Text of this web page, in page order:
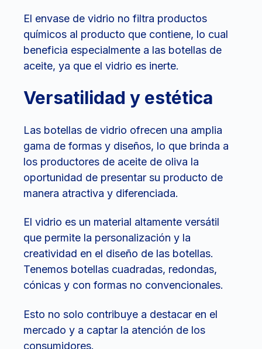
El envase de vidrio no filtra productos
químicos al producto que contiene, lo cual
beneficia especialmente a las botellas de
aceite, ya que el vidrio es inerte.
Versatilidad y estética
Las botellas de vidrio ofrecen una amplia
gama de formas y diseños, lo que brinda a
los productores de aceite de oliva la
oportunidad de presentar su producto de
manera atractiva y diferenciada.
El vidrio es un material altamente versátil
que permite la personalización y la
creatividad en el diseño de las botellas.
Tenemos botellas cuadradas, redondas,
cónicas y con formas no convencionales.
Esto no solo contribuye a destacar en el
mercado y a captar la atención de los
consumidores.